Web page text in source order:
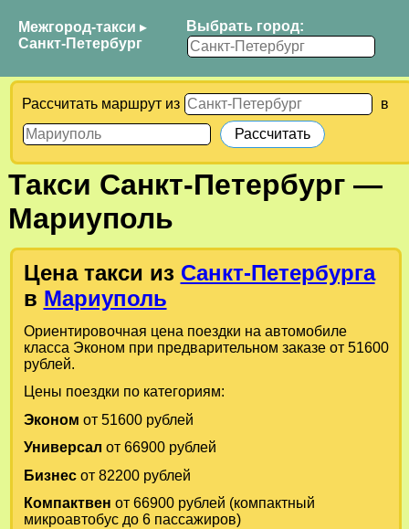
Межгород-такси ▸
Санкт-Петербург
Выбрать город:
Рассчитать маршрут из в
Такси Санкт-Петербург—
Мариуполь
Цена такси из Санкт-Петербурга
в Мариуполь
Ориентировочная цена поездки на автомобиле
класса Эконом при предварительном заказе от 51600
рублей.
Цены поездки по категориям:
Эконом от 51600 рублей
Универсал от 66900 рублей
Бизнесот 82200 рублей
Компактвен от 66900 рублей (компактный
микроавтобус до 6 пассажиров)